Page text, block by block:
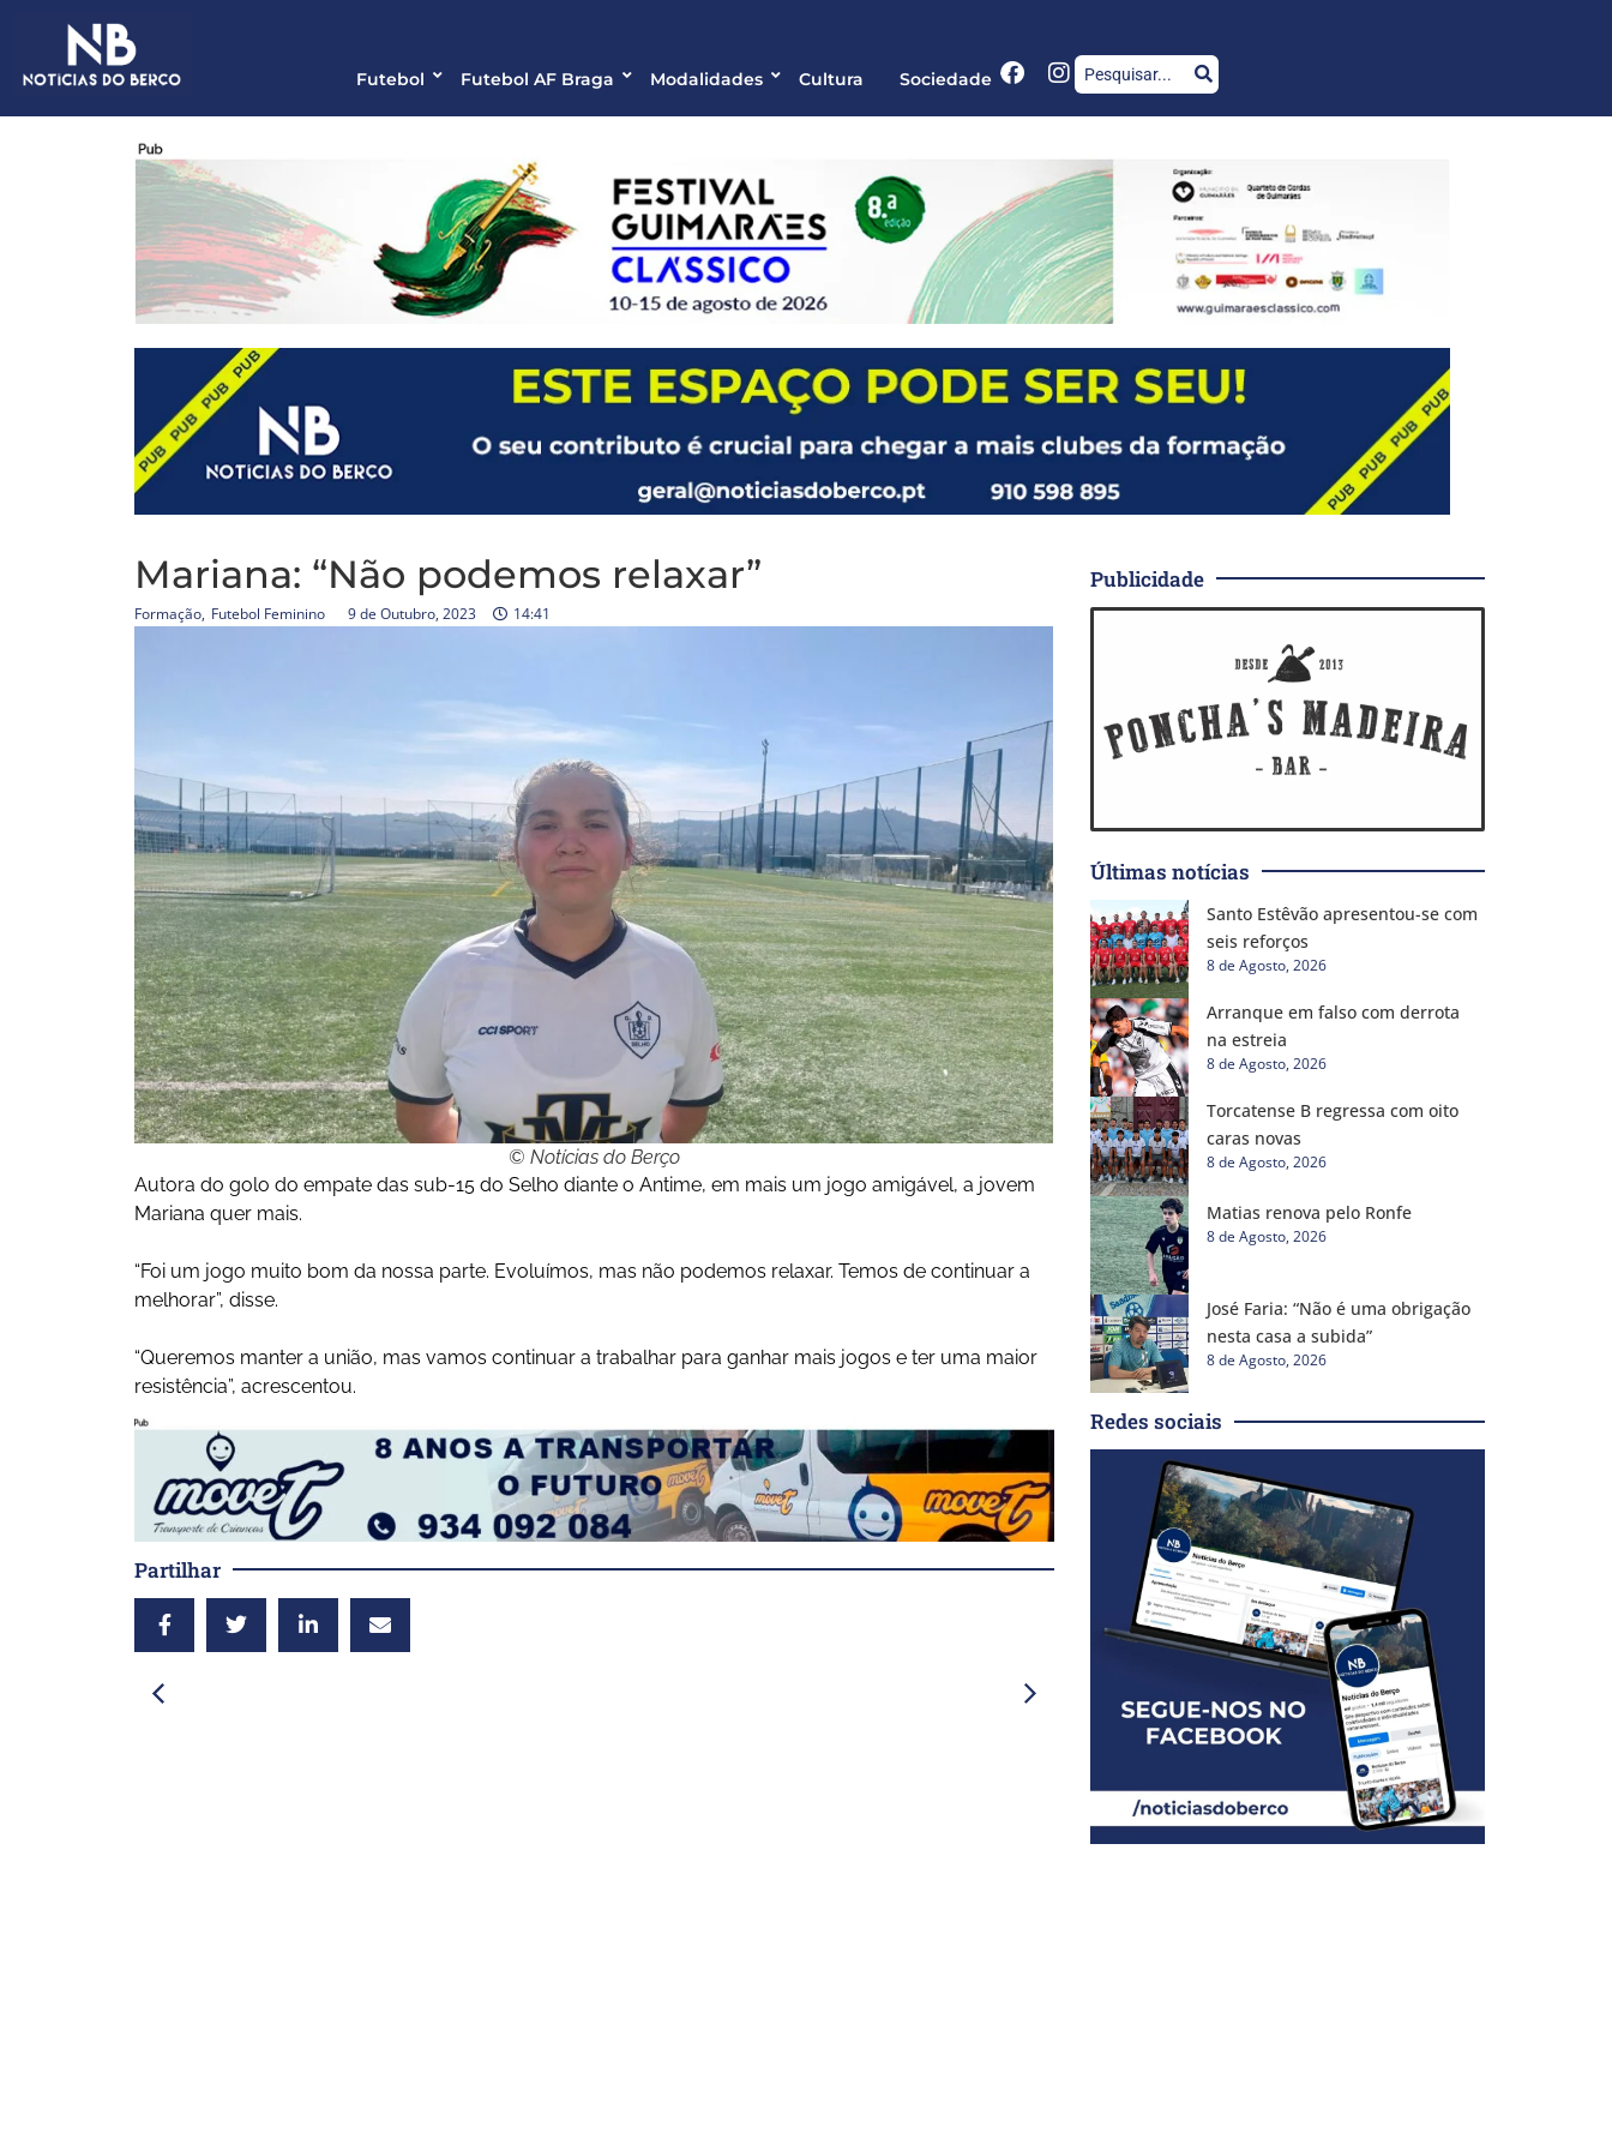
Futebol Futebol AF Braga Modalidades Cultura Sociedade
Mariana: “Não podemos relaxar”
Formação, Futebol Feminino 9 de Outubro, 2023 14:41
© Notícias do Berço
Autora do golo do empate das sub-15 do Selho diante o Antime, em mais um jogo amigável, a jovem
Mariana quer mais.
“Foi um jogo muito bom da nossa parte. Evoluímos, mas não podemos relaxar. Temos de continuar a
melhorar”, disse.
“Queremos manter a união, mas vamos continuar a trabalhar para ganhar mais jogos e ter uma maior
resistência”, acrescentou.
Partilhar
Publicidade
Últimas notícias
Santo Estêvão apresentou-se com
seis reforços
8 de Agosto, 2026
Arranque em falso com derrota
na estreia
8 de Agosto, 2026
Torcatense B regressa com oito
caras novas
8 de Agosto, 2026
Matias renova pelo Ronfe
8 de Agosto, 2026
José Faria: “Não é uma obrigação
nesta casa a subida”
8 de Agosto, 2026
Redes sociais